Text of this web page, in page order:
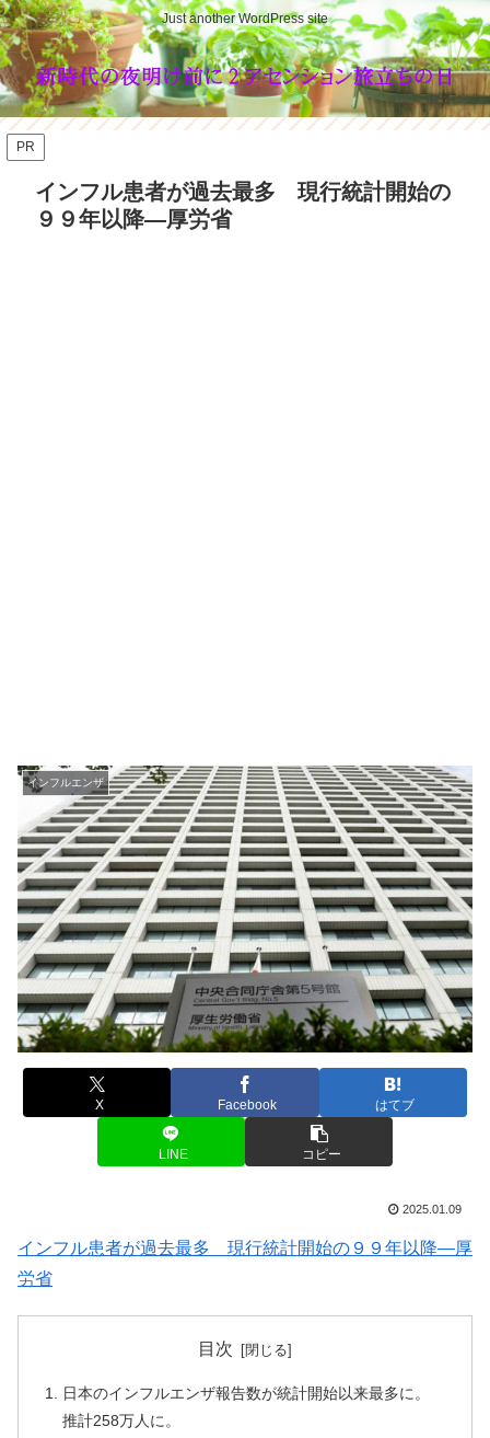
Just another WordPress site
PR
インフル患者が過去最多 現行統計開始の
９９年以降―厚労省
インフルエンザ
X Facebook はてブ
LINE コピー
2025.01.09
インフル患者が過去最多 現行統計開始の９９年以降―厚
労省
目次
日本のインフルエンザ報告数が統計開始以来最多に。
推計258万人に。